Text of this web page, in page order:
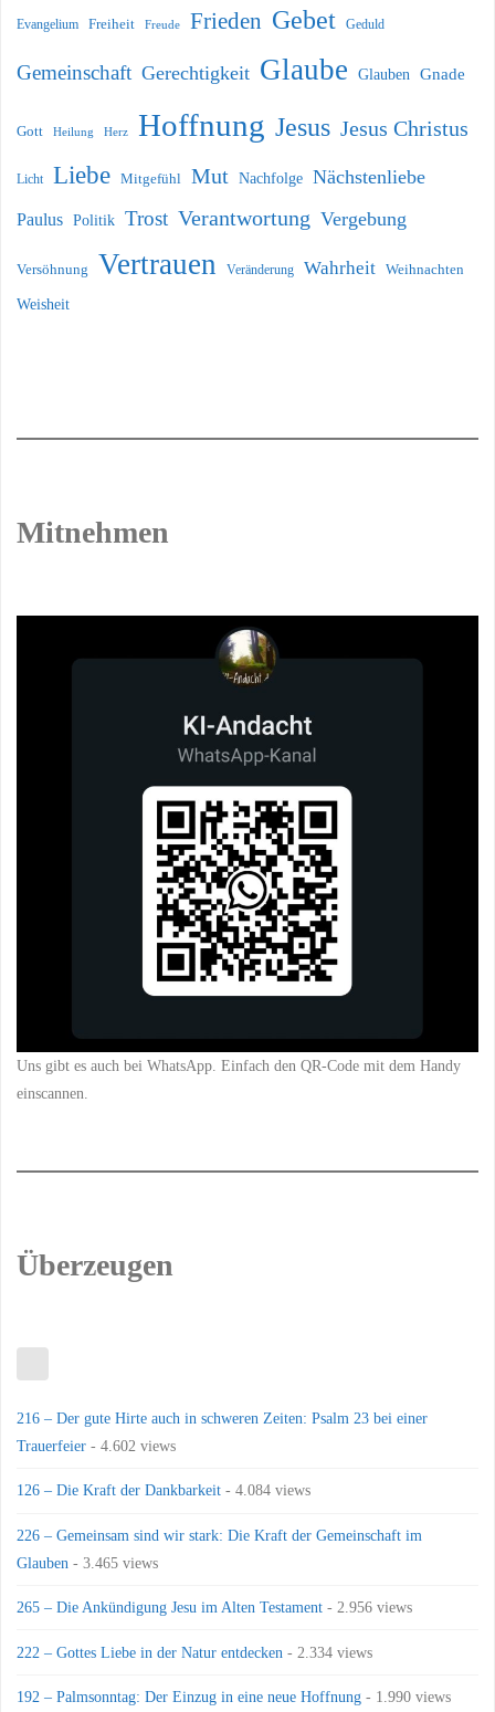
Evangelium Freiheit Freude Frieden Gebet Geduld
Gemeinschaft Gerechtigkeit Glaube Glauben Gnade
Gott Heilung Herz Hoffnung Jesus Jesus Christus
Licht Liebe Mitgefühl Mut Nachfolge Nächstenliebe
Paulus Politik Trost Verantwortung Vergebung
Versöhnung Vertrauen Veränderung Wahrheit Weihnachten
Weisheit
Mitnehmen
Uns gibt es auch bei WhatsApp. Einfach den QR-Code mit dem Handy
einscannen.
Überzeugen
216 – Der gute Hirte auch in schweren Zeiten: Psalm 23 bei einer
Trauerfeier - 4.602 views
126 – Die Kraft der Dankbarkeit - 4.084 views
226 – Gemeinsam sind wir stark: Die Kraft der Gemeinschaft im
Glauben - 3.465 views
265 – Die Ankündigung Jesu im Alten Testament - 2.956 views
222 – Gottes Liebe in der Natur entdecken - 2.334 views
192 – Palmsonntag: Der Einzug in eine neue Hoffnung - 1.990 views